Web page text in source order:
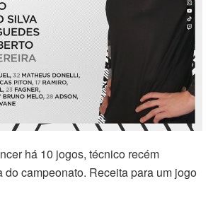
há 10 jogos, técnico recém
do campeonato. Receita para um jogo